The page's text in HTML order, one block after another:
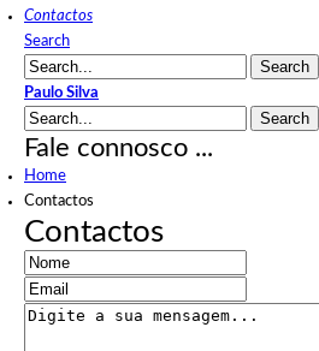
Contactos
Search
Paulo Silva
Fale connosco ...
Home
Contactos
Contactos